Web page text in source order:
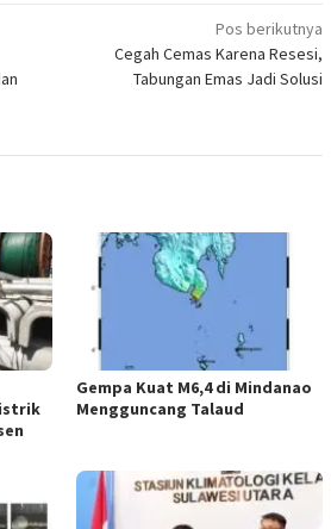
Pos berikutnya
Cegah Cemas Karena Resesi,
Tabungan Emas Jadi Solusi
Gempa Kuat M6,4 di Mindanao
Mengguncang Talaud